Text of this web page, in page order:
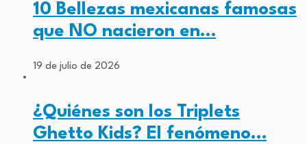
10 Bellezas mexicanas famosas
que NO nacieron en…
19 de julio de 2026
¿Quiénes son los Triplets
Ghetto Kids? El fenómeno…